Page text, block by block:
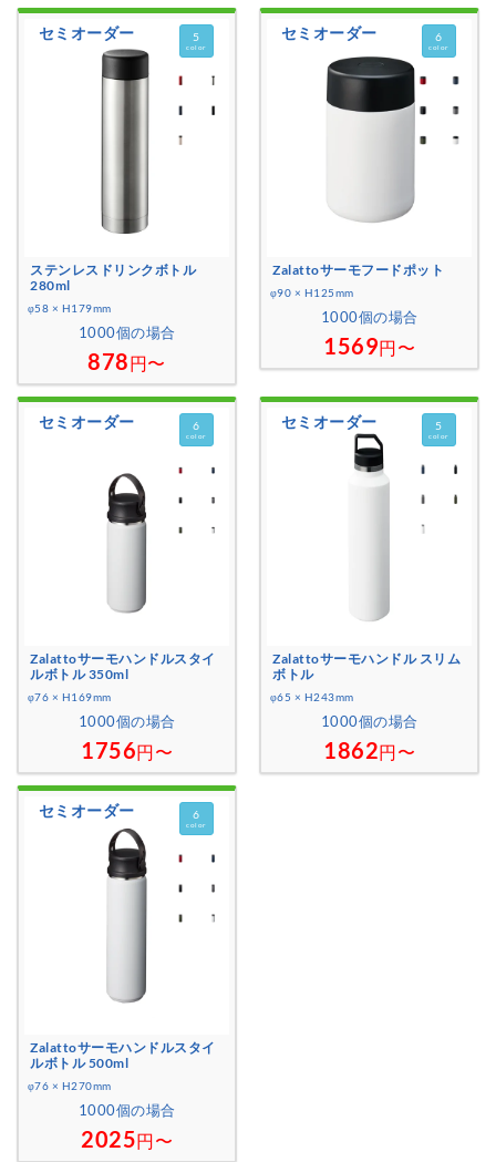
セミオーダー 5
color
ステンレスドリンクボトル
280ml
φ58 × H179mm
1000個の場合
878円〜
セミオーダー 6
color
Zalattoサーモフードポット
φ90 × H125mm
1000個の場合
1569円〜
セミオーダー 6
color
Zalattoサーモハンドルスタイ
ルボトル 350ml
φ76 × H169mm
1000個の場合
1756円〜
セミオーダー 5
color
Zalattoサーモハンドル スリム
ボトル
φ65 × H243mm
1000個の場合
1862円〜
セミオーダー 6
color
Zalattoサーモハンドルスタイ
ルボトル 500ml
φ76 × H270mm
1000個の場合
2025円〜